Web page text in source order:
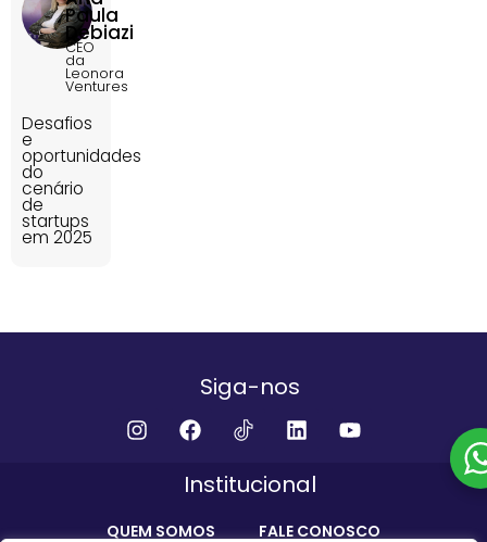
Paula
Debiazi
CEO
da
Leonora
Ventures
Desafios
e
oportunidades
do
cenário
de
startups
em 2025
Siga-nos
Institucional
QUEM SOMOS FALE CONOSCO